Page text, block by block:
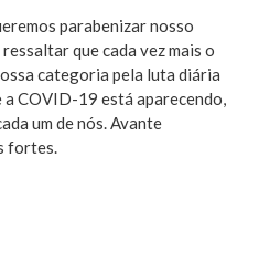
parabenizar nosso
que cada vez mais o
categoria pela luta diária
COVID-19 está aparecendo,
um de nós. Avante
fortes.